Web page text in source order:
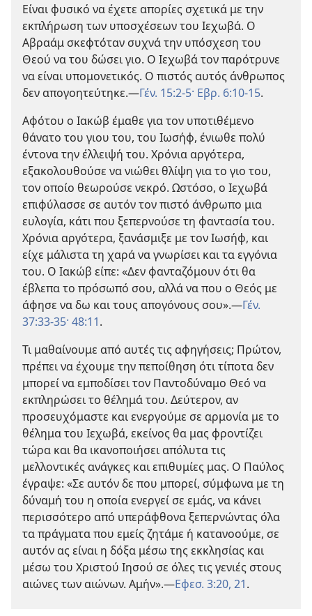
Είναι φυσικό να έχετε απορίες σχετικά με την
εκπλήρωση των υποσχέσεων του Ιεχωβά. Ο
Αβραάμ σκεφτόταν συχνά την υπόσχεση του
Θεού να του δώσει γιο. Ο Ιεχωβά τον παρότρυνε
να είναι υπομονετικός. Ο πιστός αυτός άνθρωπος
δεν απογοητεύτηκε.—Γέν. 15:2-5· Εβρ. 6:10-15.
Αφότου ο Ιακώβ έμαθε για τον υποτιθέμενο
θάνατο του γιου του, του Ιωσήφ, ένιωθε πολύ
έντονα την έλλειψή του. Χρόνια αργότερα,
εξακολουθούσε να νιώθει θλίψη για το γιο του,
τον οποίο θεωρούσε νεκρό. Ωστόσο, ο Ιεχωβά
επιφύλασσε σε αυτόν τον πιστό άνθρωπο μια
ευλογία, κάτι που ξεπερνούσε τη φαντασία του.
Χρόνια αργότερα, ξανάσμιξε με τον Ιωσήφ, και
είχε μάλιστα τη χαρά να γνωρίσει και τα εγγόνια
του. Ο Ιακώβ είπε: «Δεν φανταζόμουν ότι θα
έβλεπα το πρόσωπό σου, αλλά να που ο Θεός με
άφησε να δω και τους απογόνους σου».—Γέν.
37:33-35· 48:11.
Τι μαθαίνουμε από αυτές τις αφηγήσεις; Πρώτον,
πρέπει να έχουμε την πεποίθηση ότι τίποτα δεν
μπορεί να εμποδίσει τον Παντοδύναμο Θεό να
εκπληρώσει το θέλημά του. Δεύτερον, αν
προσευχόμαστε και ενεργούμε σε αρμονία με το
θέλημα του Ιεχωβά, εκείνος θα μας φροντίζει
τώρα και θα ικανοποιήσει απόλυτα τις
μελλοντικές ανάγκες και επιθυμίες μας. Ο Παύλος
έγραψε: «Σε αυτόν δε που μπορεί, σύμφωνα με τη
δύναμή του η οποία ενεργεί σε εμάς, να κάνει
περισσότερο από υπεράφθονα ξεπερνώντας όλα
τα πράγματα που εμείς ζητάμε ή κατανοούμε, σε
αυτόν ας είναι η δόξα μέσω της εκκλησίας και
μέσω του Χριστού Ιησού σε όλες τις γενιές στους
αιώνες των αιώνων. Αμήν».—Εφεσ. 3:20, 21.